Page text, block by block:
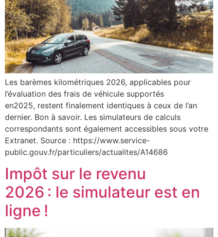
Les barèmes kilométriques 2026, applicables pour
l’évaluation des frais de véhicule supportés
en2025, restent finalement identiques à ceux de l’an
dernier. Bon à savoir. Les simulateurs de calculs
correspondants sont également accessibles sous votre
Extranet. Source : https://www.service-
public.gouv.fr/particuliers/actualites/A14686
Impôt sur le revenu
2026 : le simulateur est en
ligne !